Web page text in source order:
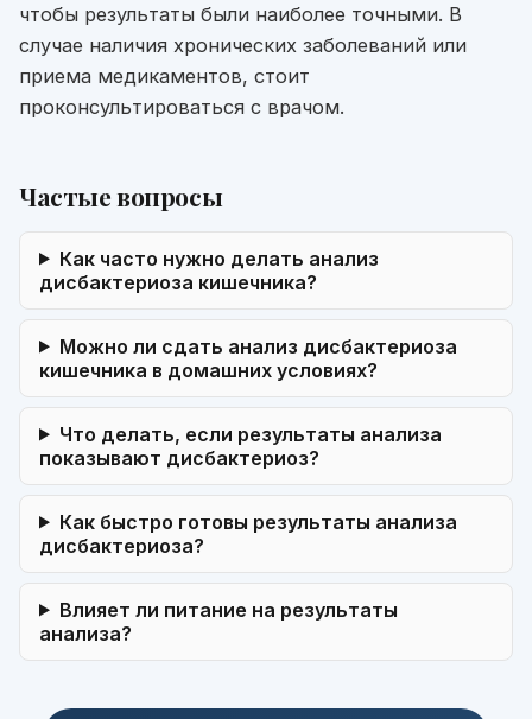
чтобы результаты были наиболее точными. В
случае наличия хронических заболеваний или
приема медикаментов, стоит
проконсультироваться с врачом.
Частые вопросы
Как часто нужно делать анализ
дисбактериоза кишечника?
Можно ли сдать анализ дисбактериоза
кишечника в домашних условиях?
Что делать, если результаты анализа
показывают дисбактериоз?
Как быстро готовы результаты анализа
дисбактериоза?
Влияет ли питание на результаты
анализа?